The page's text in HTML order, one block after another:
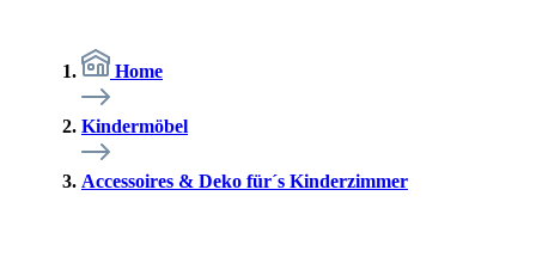
Home
Kindermöbel
Accessoires & Deko für´s Kinderzimmer